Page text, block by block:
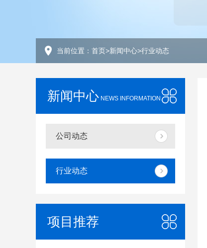
当前位置： 首页>新闻中心>行业动态
新闻中心 NEWS INFORMATION
公司动态
行业动态
项目推荐